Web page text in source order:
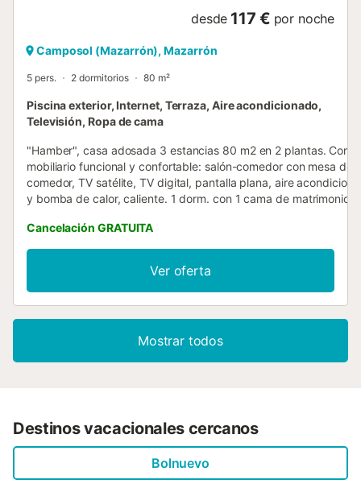
desde 117 € por noche
Camposol (Mazarrón), Mazarrón
5 pers. 2 dormitorios 80 m²
Piscina exterior, Internet, Terraza, Aire acondicionado,
Televisión, Ropa de cama
"Hamber", casa adosada 3 estancias 80 m2 en 2 plantas. Con
mobiliario funcional y confortable: salón-comedor con mesa de
comedor, TV satélite, TV digital, pantalla plana, aire
y bomba de calor, caliente. 1 dorm. con 1 cama de matrimonio
longitud), 1 cama de matrimonio (140 cm, 190 cm de longitud).
Cocina abierta (horno, lavavajillas, 4 placas de vitrocerámica,
tostadora, microondas, congelador, cafetera eléctrica,
café (Nespresso) extra) con barra americana. Baño/WC. Aire
caliente. Terraza. Muebles de terraza. El alojamiento dispone
16...
Cancelación GRATUITA
Ver oferta
Mostrar todos
Destinos vacacionales cercanos
Bolnuevo